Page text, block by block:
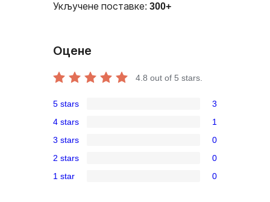
Укључене поставке: 300+
Оцене
4.8 out of 5 stars.
5-
star
reviews
5 stars 3
4-
star
review
4 stars 1
3-
star
3 stars 0
2-
2 stars 0
1 star 0